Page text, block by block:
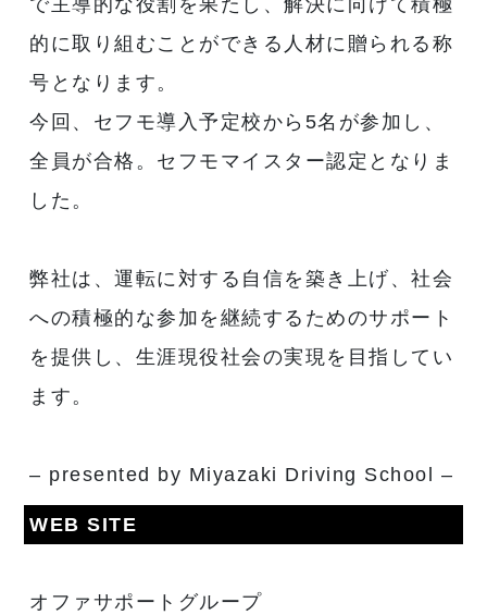
で主導的な役割を果たし、解決に向けて積極
的に取り組むことができる人材に贈られる称
号となります。
今回、セフモ導入予定校から5名が参加し、
全員が合格。セフモマイスター認定となりま
した。
弊社は、運転に対する自信を築き上げ、社会
への積極的な参加を継続するためのサポート
を提供し、生涯現役社会の実現を目指してい
ます。
– presented by Miyazaki Driving School –
WEB SITE
オファサポートグループ